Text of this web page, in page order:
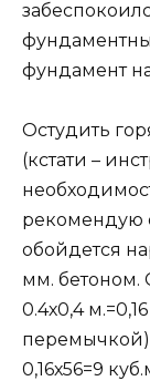
фундамент
Остудить
(кстати –
рекомендую
обойдется
мм. бетоном.
0.4х0,4
перемычкой)
0,16х56=9